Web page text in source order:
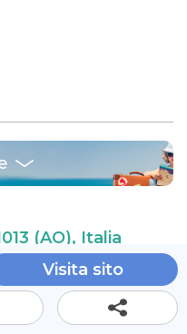
(AO), Italia
Visita sito